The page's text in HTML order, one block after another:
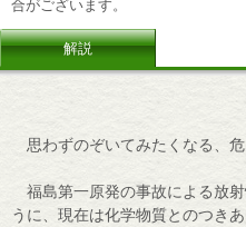
合がございます。
解説
思わずのぞいてみたくなる、危
福島第一原発の事故による放
うに、現在は化学物質とのつき